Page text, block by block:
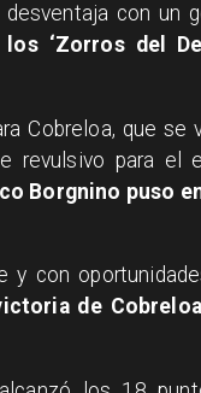
con un
los ‘Zorros del
Cobreloa, que se
revulsivo para el
Borgnino puso
y con
de